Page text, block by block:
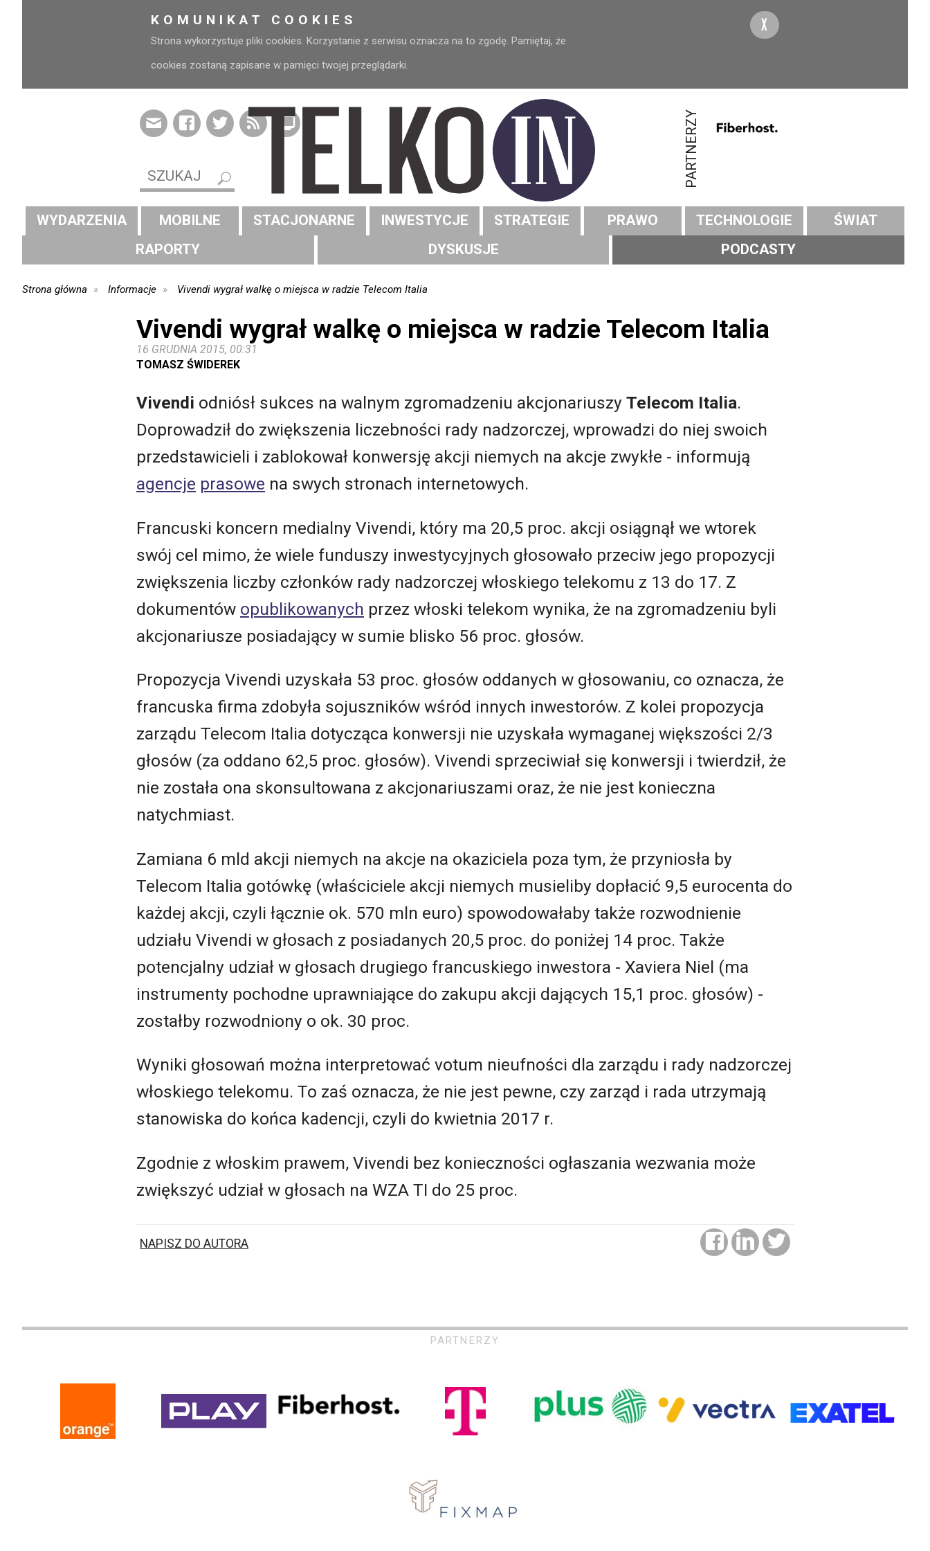
KOMUNIKAT COOKIES
Strona wykorzystuje pliki cookies. Korzystanie z serwisu oznacza na to zgodę. Pamiętaj, że
cookies zostaną zapisane w pamięci twojej przeglądarki.
X
PARTNERZY
WYDARZENIA MOBILNE STACJONARNE INWESTYCJE STRATEGIE PRAWO TECHNOLOGIE
ŚWIAT
RAPORTY
DYSKUSJE PODCASTY
Strona główna Informacje Vivendi wygrał walkę o miejsca w radzie Telecom Italia
Vivendi wygrał walkę o miejsca w radzie Telecom Italia
16 GRUDNIA 2015, 00:31
TOMASZ ŚWIDEREK
Vivendi odniósł sukces na walnym zgromadzeniu akcjonariuszy Telecom Italia.
Doprowadził do zwiększenia liczebności rady nadzorczej, wprowadzi do niej swoich
przedstawicieli i zablokował konwersję akcji niemych na akcje zwykłe - informują
agencje prasowe na swych stronach internetowych.
Francuski koncern medialny Vivendi, który ma 20,5 proc. akcji osiągnął we wtorek
swój cel mimo, że wiele funduszy inwestycyjnych głosowało przeciw jego propozycji
zwiększenia liczby członków rady nadzorczej włoskiego telekomu z 13 do 17. Z
dokumentów opublikowanych przez włoski telekom wynika, że na zgromadzeniu byli
akcjonariusze posiadający w sumie blisko 56 proc. głosów.
Propozycja Vivendi uzyskała 53 proc. głosów oddanych w głosowaniu, co oznacza, że
francuska firma zdobyła sojuszników wśród innych inwestorów. Z kolei propozycja
zarządu Telecom Italia dotycząca konwersji nie uzyskała wymaganej większości 2/3
głosów (za oddano 62,5 proc. głosów). Vivendi sprzeciwiał się konwersji i twierdził, że
nie została ona skonsultowana z akcjonariuszami oraz, że nie jest konieczna
natychmiast.
Zamiana 6 mld akcji niemych na akcje na okaziciela poza tym, że przyniosła by
Telecom Italia gotówkę (właściciele akcji niemych musieliby dopłacić 9,5 eurocenta do
każdej akcji, czyli łącznie ok. 570 mln euro) spowodowałaby także rozwodnienie
udziału Vivendi w głosach z posiadanych 20,5 proc. do poniżej 14 proc. Także
potencjalny udział w głosach drugiego francuskiego inwestora - Xaviera Niel (ma
instrumenty pochodne uprawniające do zakupu akcji dających 15,1 proc. głosów) -
zostałby rozwodniony o ok. 30 proc.
Wyniki głosowań można interpretować votum nieufności dla zarządu i rady nadzorczej
włoskiego telekomu. To zaś oznacza, że nie jest pewne, czy zarząd i rada utrzymają
stanowiska do końca kadencji, czyli do kwietnia 2017 r.
Zgodnie z włoskim prawem, Vivendi bez konieczności ogłaszania wezwania może
zwiększyć udział w głosach na WZA TI do 25 proc.
NAPISZ DO AUTORA
PARTNERZY